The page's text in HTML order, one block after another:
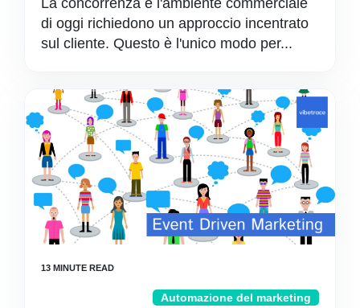
La concorrenza e l'ambiente commerciale
di oggi richiedono un approccio incentrato
sul cliente. Questo è l'unico modo per...
Automazione del marketing